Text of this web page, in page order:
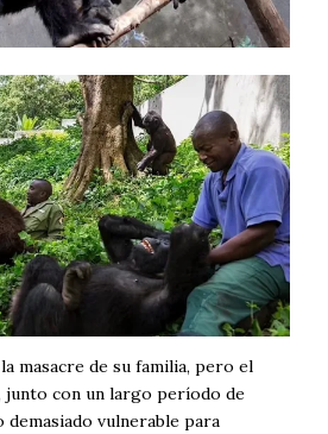
masacre de su familia, pero el
junto con un largo período de
vulnerable para